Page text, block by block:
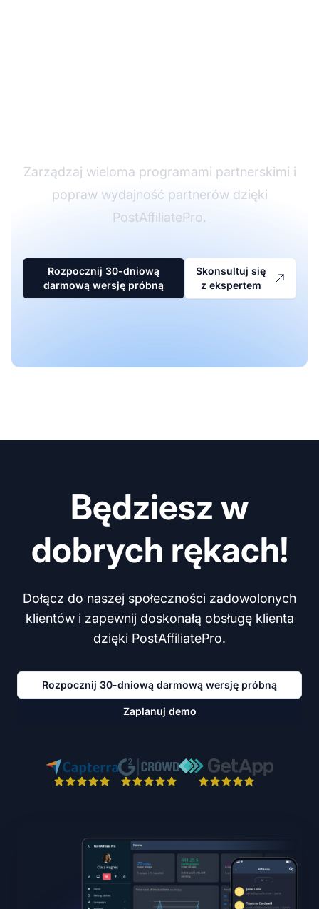
Zarządzaj wieloma programami partnerskimi i
popraw wydajność partnerów dzięki
PostAffiliatePro.
Rozpocznij 30-dniową
darmową wersję próbną
Skonsultuj się
z ekspertem
Będziesz w
dobrych rękach!
Dołącz do naszej społeczności zadowolonych
klientów i zapewnij doskonałą obsługę klienta
dzięki PostAffiliatePro.
Rozpocznij 30-dniową darmową wersję próbną
Zaplanuj demo